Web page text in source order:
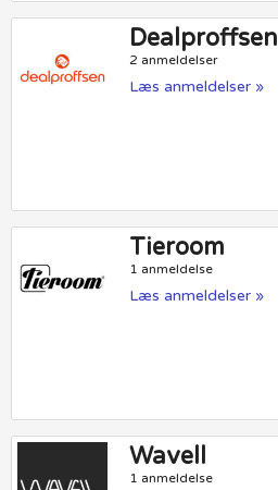
Dealproffsen
2 anmeldelser
Læs anmeldelser »
Tieroom
1 anmeldelse
Læs anmeldelser »
Wavell
1 anmeldelse